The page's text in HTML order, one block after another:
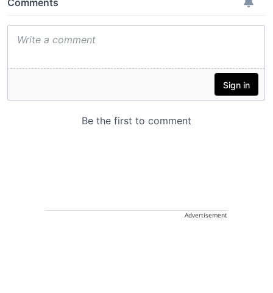
Advertisement